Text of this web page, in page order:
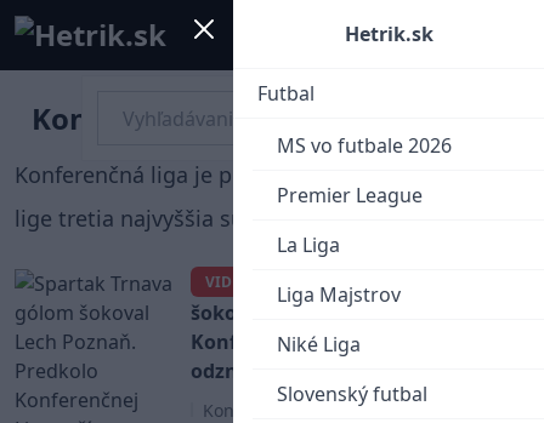
Mobile menu
Hetrik.sk
Futbal
MS vo futbale 2026
Premier League
La Liga
Liga Majstrov
Niké Liga
Slovenský futbal
Konferenčná liga
Konferenčná liga je po Lige Majstrov a Európskej
lige tretia najvyššia súťaž pod hlavičkou UEFA.
VIDEO
Spartak Trnava gólom
šokoval Lech Poznaň. Predkolo
Konferenčnej Ligy začína
odznova
Konferenčná liga